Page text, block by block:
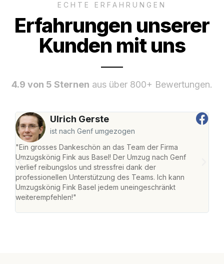
ECHTE ERFAHRUNGEN
Erfahrungen unserer
Kunden mit uns
4.9 von 5 Sternen aus über 800+ Bewertungen.
Ulrich Gerste
ist nach Genf umgezogen
"Ein grosses Dankeschön an das Team der Firma
Umzugskönig Fink aus Basel! Der Umzug nach Genf
verlief reibungslos und stressfrei dank der
professionellen Unterstützung des Teams. Ich kann
Umzugskönig Fink Basel jedem uneingeschränkt
weiterempfehlen!"